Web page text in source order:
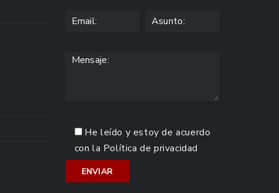
He leído y estoy de acuerdo
con la Política de privacidad